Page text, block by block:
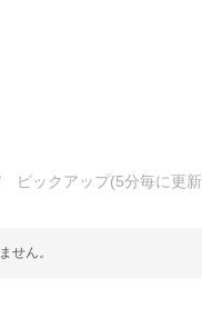
ックアップ(5分毎に更
せん。